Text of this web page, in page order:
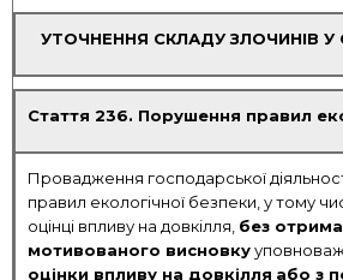
УТОЧНЕННЯ СКЛАДУ ЗЛОЧИНІВ У
Стаття 236. Порушення правил
Провадження господарської
правил екологічної безпеки, у тому
оцінці впливу на довкілля, без
мотивованого висновку
оцінки впливу на довкілля або з